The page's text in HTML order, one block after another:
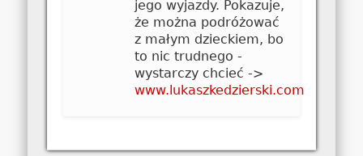
jego wyjazdy. Pokazuje,
że można podróżować
z małym dzieckiem, bo
to nic trudnego -
wystarczy chcieć ->
www.lukaszkedzierski.com